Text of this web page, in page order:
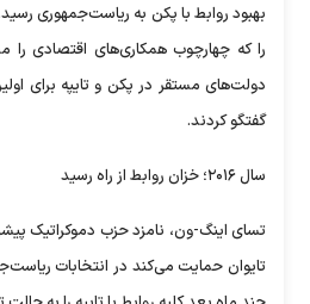
را که چهارچوب همکاری‌های اقتصادی
گفتگو کردند.
سال ۲۰۱۶؛ خزان روابط از راه رسید
تسای اینگ-ون، نامزد حزب دموکراتیک
تایوان حمایت می‌کند در انتخابات